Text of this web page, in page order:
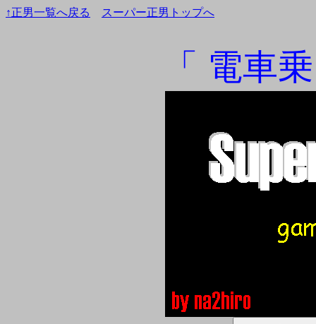
↑正男一覧へ戻る スーパー正男トップへ
「 電車